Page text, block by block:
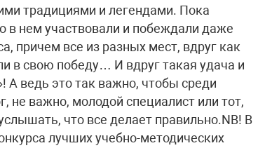
традициями и легендами. Пока
в нем участвовали и побеждали даже
причем все из разных мест, вдруг как
в свою победу… И вдруг такая удача и
А ведь это так важно, чтобы среди
не важно, молодой специалист или тот,
что все делает правильно.NB! В
лучших учебно-методических